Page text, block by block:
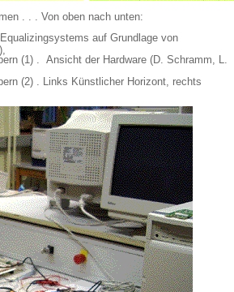
. . . Von oben nach unten:
auf Grundlage von
(1) . Ansicht der Hardware (D. Schramm, L.
(2) . Links Künstlicher Horizont, rechts